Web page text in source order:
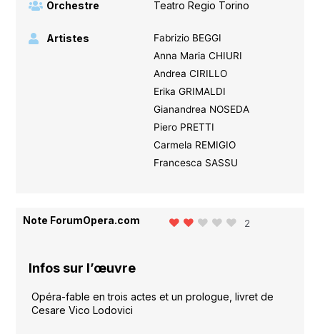
Orchestre Teatro Regio Torino
Artistes
Fabrizio BEGGI
Anna Maria CHIURI
Andrea CIRILLO
Erika GRIMALDI
Gianandrea NOSEDA
Piero PRETTI
Carmela REMIGIO
Francesca SASSU
Note ForumOpera.com 2
Infos sur l’œuvre
Opéra-fable en trois actes et un prologue, livret de
Cesare Vico Lodovici